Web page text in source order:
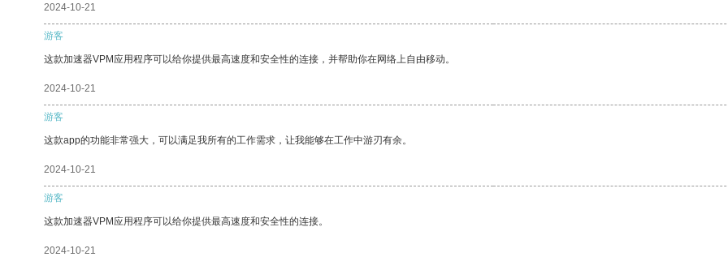
2024-10-21
游客
这款加速器VPM应用程序可以给你提供最高速度和安全性的连接，并帮助你在网络上自由移动。
2024-10-21
游客
这款app的功能非常强大，可以满足我所有的工作需求，让我能够在工作中游刃有余。
2024-10-21
游客
这款加速器VPM应用程序可以给你提供最高速度和安全性的连接。
2024-10-21